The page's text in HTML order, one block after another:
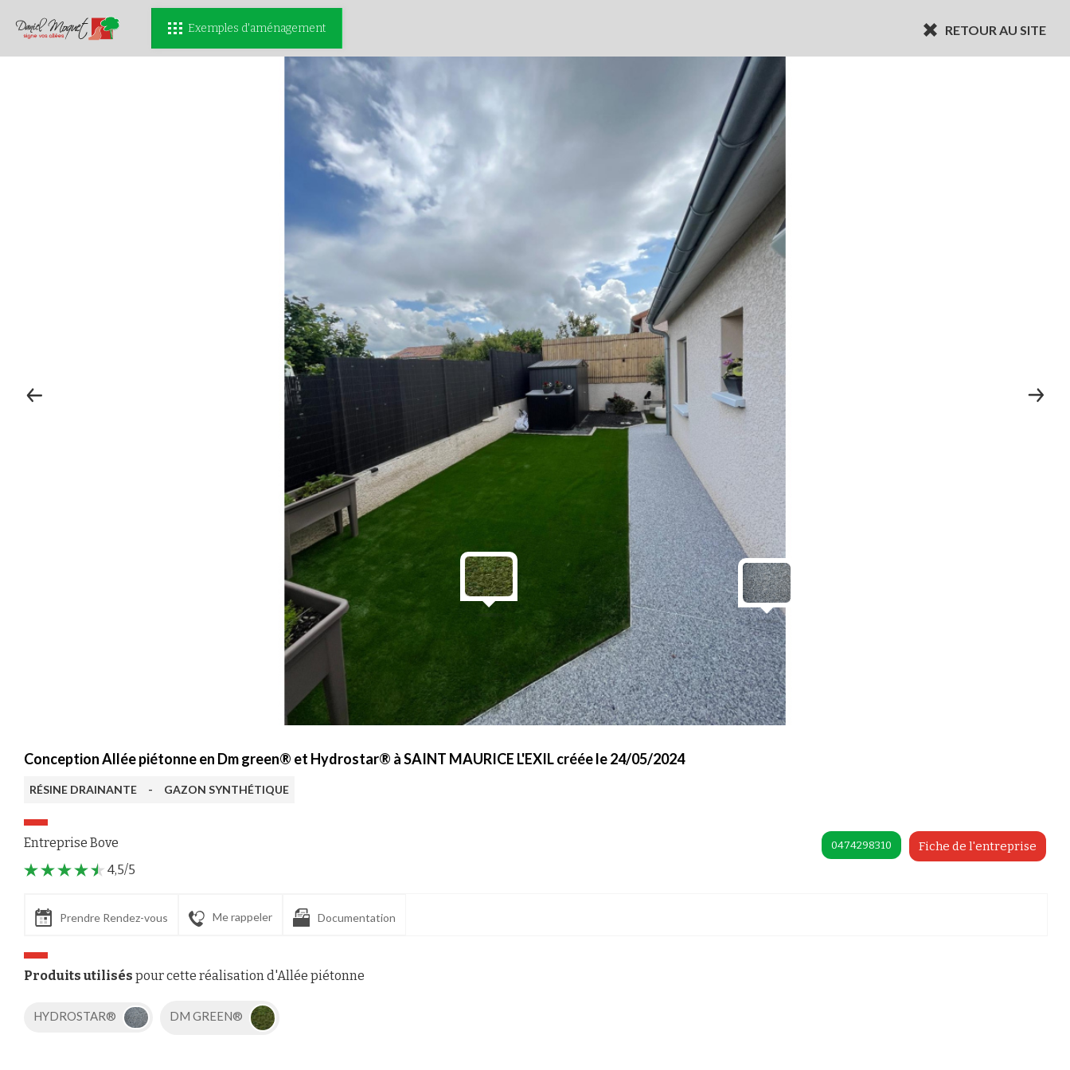
RETOUR AU SITE
Exemples d'aménagement
Conception Allée piétonne en Dm green® et Hydrostar® à SAINT MAURICE L'EXIL créée le 24/05/2024
RÉSINE DRAINANTE - GAZON SYNTHÉTIQUE
Entreprise Bove Fiche de l'entreprise
0474298310
4,5/5
Prendre Rendez-vous Me rappeler Documentation
Produits utilisés pour cette réalisation d'Allée piétonne
HYDROSTAR® DM GREEN®